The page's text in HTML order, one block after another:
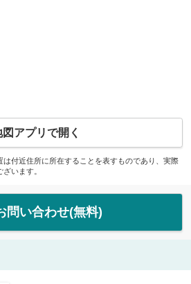
図アプリで開く
付近住所に所在することを表すものであり、実際
います。
問い合わせ(無料)